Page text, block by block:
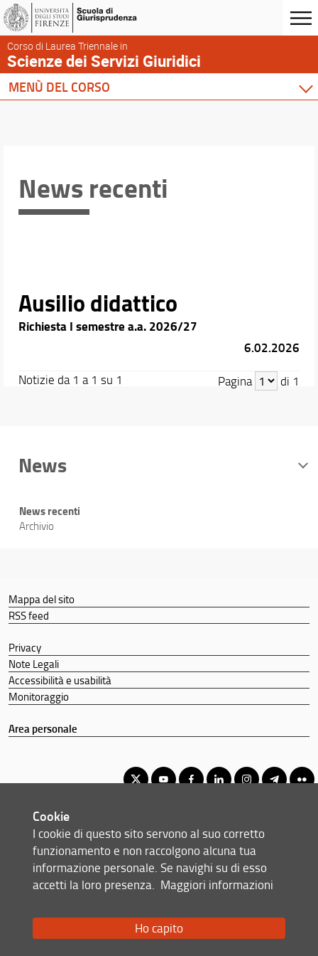
Corso di Laurea Triennale in
Scienze dei Servizi Giuridici
MENÙ DEL CORSO
Docenti
Orario e calendari
Comunicare con la Scuola
News recenti
Ausilio didattico
Richiesta I semestre a.a. 2026/27
6.02.2026
Notizie da 1 a 1 su 1 Pagina di 1
News
News recenti
Archivio
Mappa del sito
RSS feed
Privacy
Note Legali
Accessibilità e usabilità
Monitoraggio
Area personale
Corso di Laurea Triennale in Scienze dei Servizi Giuridici
© Copyright 2012-2026 Università degli Studi di Firenze UNIFI
P.IVA/Cod.Fis 01279680480
Via delle Pandette, 32 - 50127 Firenze (FI)
Email:scuola(AT)giurisprudenza.unifi.it
Cookie
I cookie di questo sito servono al suo corretto
funzionamento e non raccolgono alcuna tua
informazione personale. Se navighi su di esso
accetti la loro presenza. Maggiori informazioni
Ho capito